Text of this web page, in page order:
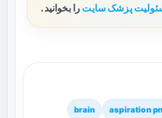
پزشک سایت را بخوانید.
aspiration
brain